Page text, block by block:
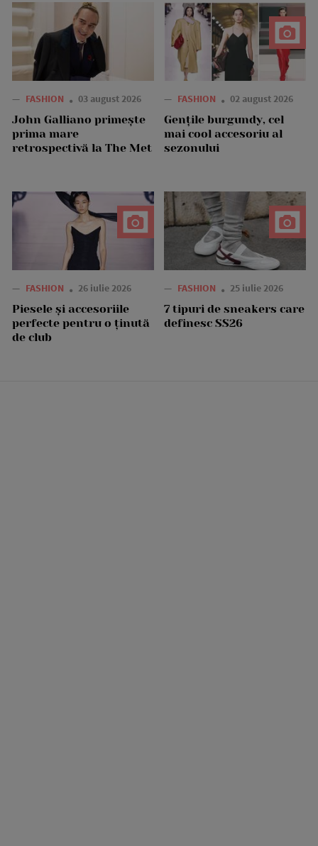
— FASHION 03 august 2026
John Galliano primește
prima mare
retrospectivă la The Met
— FASHION 02 august 2026
Gențile burgundy, cel
mai cool accesoriu al
sezonului
— FASHION 26 iulie 2026
Piesele și accesoriile
perfecte pentru o ținută
de club
— FASHION 25 iulie 2026
7 tipuri de sneakers care
definesc SS26